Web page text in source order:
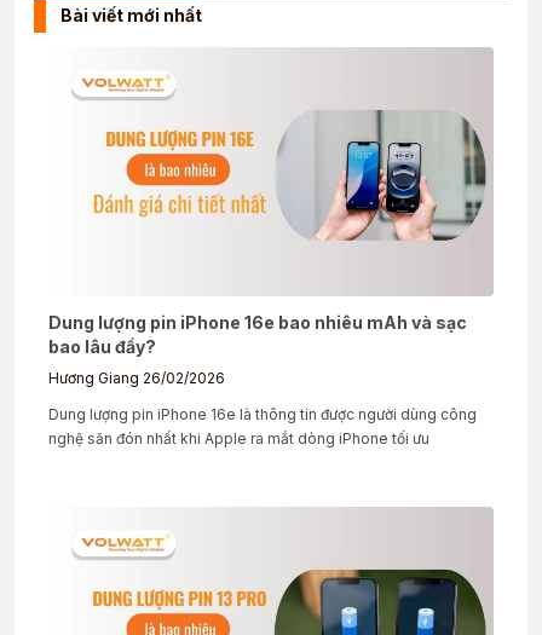
Bài viết mới nhất
Dung lượng pin iPhone 16e bao nhiêu mAh và sạc
bao lâu đầy?
Hương Giang 26/02/2026
Dung lượng pin iPhone 16e là thông tin được người dùng công
nghệ săn đón nhất khi Apple ra mắt dòng iPhone tối ưu